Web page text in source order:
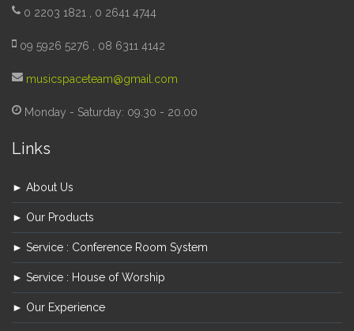
0 2203 1821 , 0 2641 4744
09 5926 5276 , 08 6311 4142
musicspaceteam@gmail.com
Monday - Saturday: 09.30 - 20.00
Links
► About Us
► Our Products
► Service : Conference Room System
► Service : House of Worship
► Our Experience